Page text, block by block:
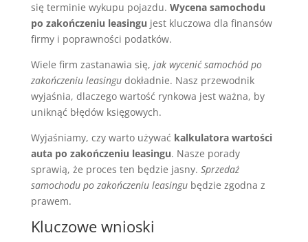
się terminie wykupu pojazdu. Wycena samochodu
po zakończeniu leasingu jest kluczowa dla finansów
firmy i poprawności podatków.
Wiele firm zastanawia się, jak wycenić samochód po
zakończeniu leasingudokładnie. Nasz przewodnik
wyjaśnia, dlaczego wartość rynkowa jest ważna, by
uniknąć błędów księgowych.
Wyjaśniamy, czy warto używać kalkulatora wartości
auta po zakończeniu leasingu. Nasze porady
sprawią, że proces ten będzie jasny. Sprzedaż
samochodu po zakończeniu leasingubędzie zgodna z
prawem.
Kluczowe wnioski